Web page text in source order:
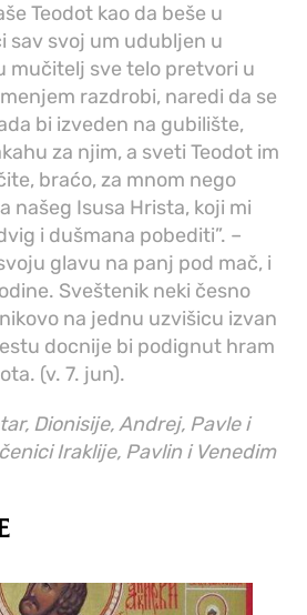
Teodot kao da beše u
sav svoj um udubljen u
mučitelj sve telo pretvori u
razdrobi, naredi da se
bi izveden na gubilište,
za njim, a sveti Teodot im
braćo, za mnom nego
našeg Isusa Hrista, koji mi
i dušmana pobediti”. –
glavu na panj pod mač, i
Sveštenik neki česno
na jednu uzvišicu izvan
docnije bi podignut hram
(v. 7. jun).
Dionisije, Andrej, Pavle i
Iraklije, Pavlin i Venedim